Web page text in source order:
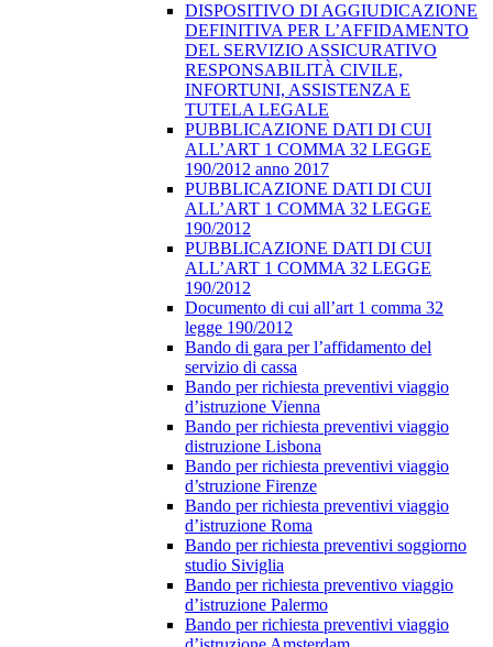
DISPOSITIVO DI AGGIUDICAZIONE
DEFINITIVA PER L’AFFIDAMENTO
DEL SERVIZIO ASSICURATIVO
RESPONSABILITÀ CIVILE,
INFORTUNI, ASSISTENZA E
TUTELA LEGALE
PUBBLICAZIONE DATI DI CUI
ALL’ART 1 COMMA 32 LEGGE
190/2012 anno 2017
PUBBLICAZIONE DATI DI CUI
ALL’ART 1 COMMA 32 LEGGE
190/2012
PUBBLICAZIONE DATI DI CUI
ALL’ART 1 COMMA 32 LEGGE
190/2012
Documento di cui all’art 1 comma 32
legge 190/2012
Bando di gara per l’affidamento del
servizio di cassa
Bando per richiesta preventivi viaggio
d’istruzione Vienna
Bando per richiesta preventivi viaggio
distruzione Lisbona
Bando per richiesta preventivi viaggio
d’struzione Firenze
Bando per richiesta preventivi viaggio
d’istruzione Roma
Bando per richiesta preventivi soggiorno
studio Siviglia
Bando per richiesta preventivo viaggio
d’istruzione Palermo
Bando per richiesta preventivi viaggio